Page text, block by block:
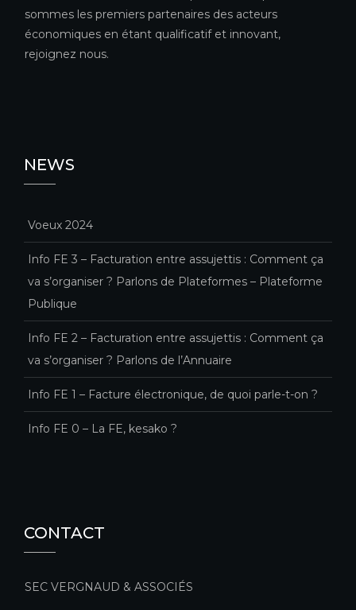
sommes les premiers partenaires des acteurs
économiques en étant qualificatif et innovant,
rejoignez nous.
NEWS
Voeux 2024
Info FE 3 – Facturation entre assujettis : Comment ça
va s’organiser ? Parlons de Plateformes – Plateforme
Publique
Info FE 2 – Facturation entre assujettis : Comment ça
va s’organiser ? Parlons de l’Annuaire
Info FE 1 – Facture électronique, de quoi parle-t-on ?
Info FE 0 – La FE, kesako ?
CONTACT
SEC VERGNAUD & ASSOCIÉS